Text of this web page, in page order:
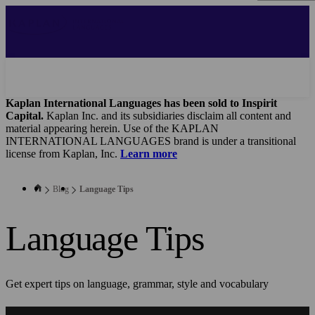
Kaplan International Languages has been sold to Inspirit
Capital. Kaplan Inc. and its subsidiaries disclaim all content and
material appearing herein. Use of the KAPLAN
INTERNATIONAL LANGUAGES brand is under a transitional
license from Kaplan, Inc. Learn more
Blog Language Tips
Language Tips
Get expert tips on language, grammar, style and vocabulary